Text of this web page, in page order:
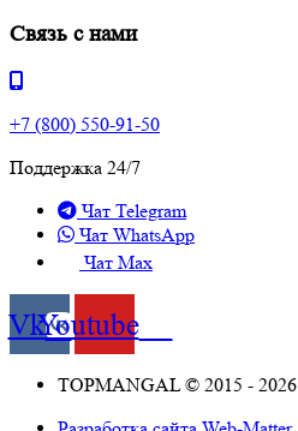
Связь с нами
+7 (800) 550-91-50
Поддержка 24/7
Чат Telegram
Чат WhatsApp
Чат Max
VkYoutube
TOPMANGAL © 2015 - 2026